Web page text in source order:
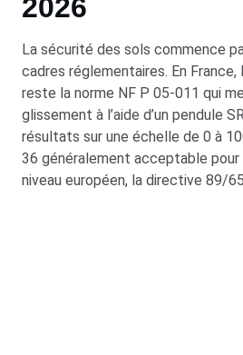
2026
La sécurité des sols commence
cadres réglementaires. En
reste la norme NF P 05-011 qui
glissement à l’aide d’un pendule
résultats sur une échelle de 0 à
36 généralement acceptable pour
niveau européen, la directive 89/